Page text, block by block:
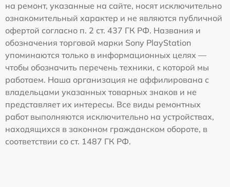
на ремонт, указанные на сайте, носят исключительно
ознакомительный характер и не являются публичной
офертой согласно п. 2 ст. 437 ГК РФ. Названия и
обозначения торговой марки Sony PlayStation
упоминаются только в информационных целях —
чтобы обозначить перечень техники, с которой мы
работаем. Наша организация не аффилирована с
владельцами указанных товарных знаков и не
представляет их интересы. Все виды ремонтных
работ выполняются исключительно на устройствах,
находящихся в законном гражданском обороте, в
соответствии со ст. 1487 ГК РФ.